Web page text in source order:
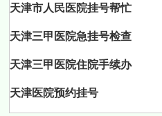
天津市人民医院挂号帮忙
天津三甲医院急挂号检查
天津三甲医院住院手续办
天津医院预约挂号